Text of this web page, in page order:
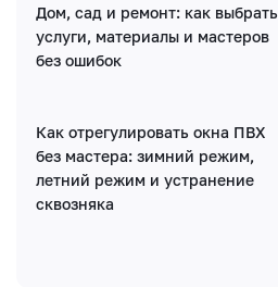
Введите код:
Дом, сад и ремонт: как выбрать
услуги, материалы и мастеров
без ошибок
Как отрегулировать окна ПВХ
без мастера: зимний режим,
летний режим и устранение
сквозняка